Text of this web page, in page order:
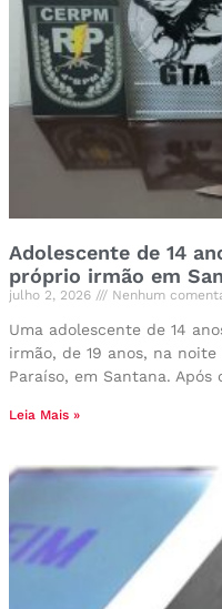
Adolescente de 14
próprio irmão em
julho 2, 2026 Nenhum
Uma adolescente de 14
irmão, de 19 anos, na
Paraíso, em Santana. Após
Leia Mais »